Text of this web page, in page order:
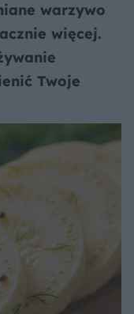
warzywo
więcej.
Twoje